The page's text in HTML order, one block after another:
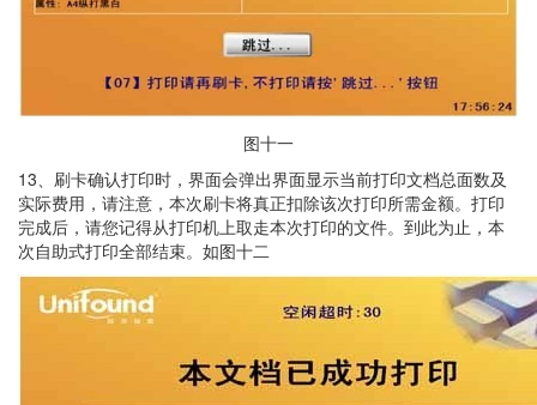
图十一
13、刷卡确认打印时，界面会弹出界面显示当前打印文档总面数及
实际费用，请注意，本次刷卡将真正扣除该次打印所需金额。打印
完成后，请您记得从打印机上取走本次打印的文件。到此为止，本
次自助式打印全部结束。如图十二